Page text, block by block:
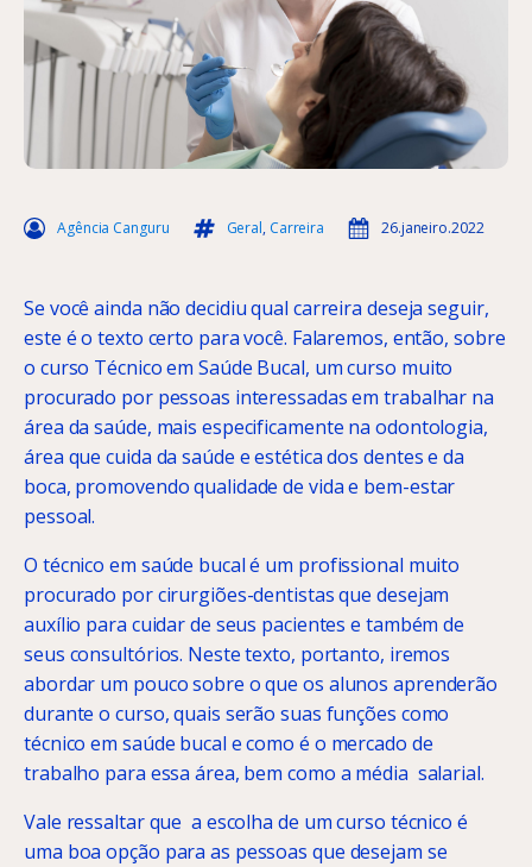
Agência Canguru Geral, Carreira 26.janeiro.2022
Se você ainda não decidiu qual carreira deseja seguir,
este é o texto certo para você. Falaremos, então, sobre
o curso Técnico em Saúde Bucal, um curso muito
procurado por pessoas interessadas em trabalhar na
área da saúde, mais especificamente na odontologia,
área que cuida da saúde e estética dos dentes e da
boca, promovendo qualidade de vida e bem-estar
pessoal.
O técnico em saúde bucal é um profissional muito
procurado por cirurgiões-dentistas que desejam
auxílio para cuidar de seus pacientes e também de
seus consultórios. Neste texto, portanto, iremos
abordar um pouco sobre o que os alunos aprenderão
durante o curso, quais serão suas funções como
técnico em saúde bucal e como é o mercado de
trabalho para essa área, bem como a média salarial.
Vale ressaltar que a escolha de um curso técnico é
uma boa opção para as pessoas que desejam se